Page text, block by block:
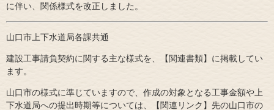
に伴い、関係様式を改正しました。​
山口市上下水道局各課共通
建設工事請負契約に関する主な様式を、【関連書類】に掲載してい
ます。
山口市の様式に準じていますので、作成の対象となる工事金額や上
下水道局への提出時期等については、【関連リンク】先の山口市の